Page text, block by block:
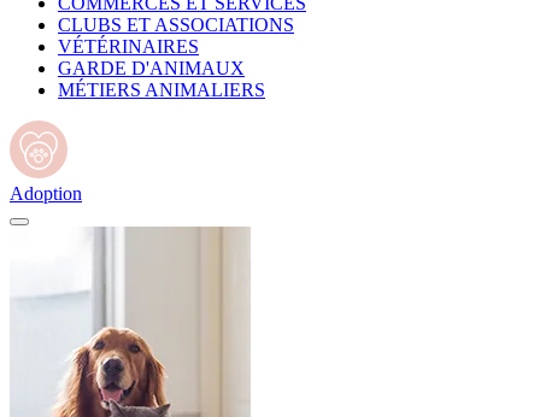
CLUBS ET ASSOCIATIONS
VÉTÉRINAIRES
GARDE D'ANIMAUX
MÉTIERS ANIMALIERS
Adoption